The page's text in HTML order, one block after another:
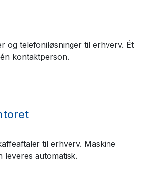
og telefoniløsninger til erhverv. Ét
kontaktperson.
til erhverv. Maskine
automatisk.